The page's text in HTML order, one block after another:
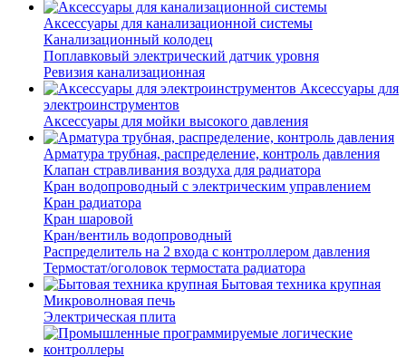
Аксессуары для канализационной системы
Канализационный колодец
Поплавковый электрический датчик уровня
Ревизия канализационная
Аксессуары для
электроинструментов
Аксессуары для мойки высокого давления
Арматура трубная, распределение, контроль давления
Клапан стравливания воздуха для радиатора
Кран водопроводный с электрическим управлением
Кран радиатора
Кран шаровой
Кран/вентиль водопроводный
Распределитель на 2 входа с контроллером давления
Термостат/оголовок термостата радиатора
Бытовая техника крупная
Микроволновая печь
Электрическая плита